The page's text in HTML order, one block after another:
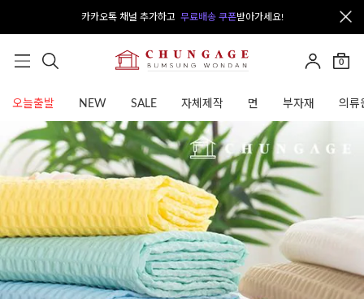
카카오톡 채널 추가하고 무료배송 쿠폰받아가세요!
0
오늘출발 NEW SALE 자체제작 면 부자재 의류